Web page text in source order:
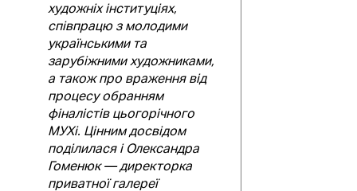
художніх інституціях,
співпрацю з молодими
українськими та
зарубіжними художниками,
а також про враження від
процесу обранням
фіналістів цьогорічного
МУХі. Цінним досвідом
поділилася і Олександра
Гоменюк — директорка
приватної галереї